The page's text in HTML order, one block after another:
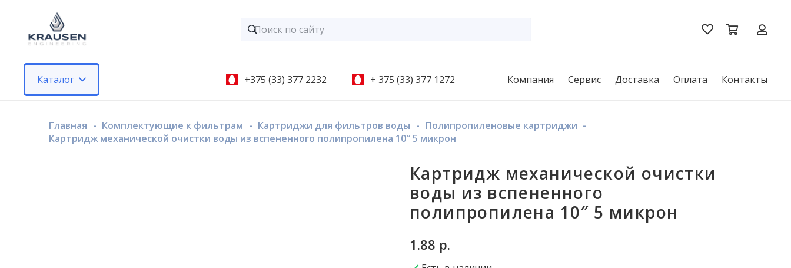
Каталог +375 (33) 377 2232 + 375 (33) 377 1272 Компания Сервис Доставка Оплата Контакты
Главная - Комплектующие к фильтрам - Картриджи для фильтров воды - Полипропиленовые картриджи -
Картридж механической очистки воды из вспененного полипропилена 10″ 5 микрон
Картридж механической очистки
воды из вспененного
полипропилена 10″ 5 микрон
1.88 р.